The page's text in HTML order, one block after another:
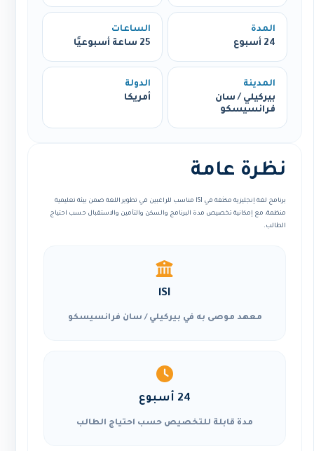
المدة
24 أسبوع
الساعات
25 ساعة أسبوعيًا
المدينة
بيركيلي / سان
فرانسيسكو
الدولة
أمريكا
نظرة عامة
برنامج لغة إنجليزية مكثفة في lSI مناسب للراغبين في تطوير اللغة ضمن بيئة تعليمية
منظمة، مع إمكانية تخصيص مدة البرنامج والسكن والتأمين والاستقبال حسب احتياج
الطالب.
lSI
معهد موصى به في بيركيلي / سان فرانسيسكو
24 أسبوع
مدة قابلة للتخصيص حسب احتياج الطالب